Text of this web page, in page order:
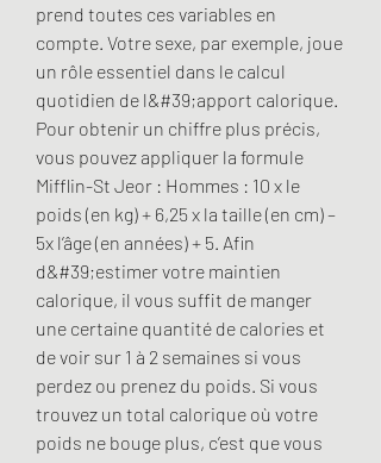
prend toutes ces variables en
compte. Votre sexe, par exemple, joue
un rôle essentiel dans le calcul
quotidien de l&#39;apport calorique.
Pour obtenir un chiffre plus précis,
vous pouvez appliquer la formule
Mifflin-St Jeor : Hommes : 10 x le
poids (en kg) + 6,25 x la taille (en cm) –
5x l’âge (en années) + 5. Afin
d&#39;estimer votre maintien
calorique, il vous suffit de manger
une certaine quantité de calories et
de voir sur 1 à 2 semaines si vous
perdez ou prenez du poids. Si vous
trouvez un total calorique où votre
poids ne bouge plus, c’est que vous